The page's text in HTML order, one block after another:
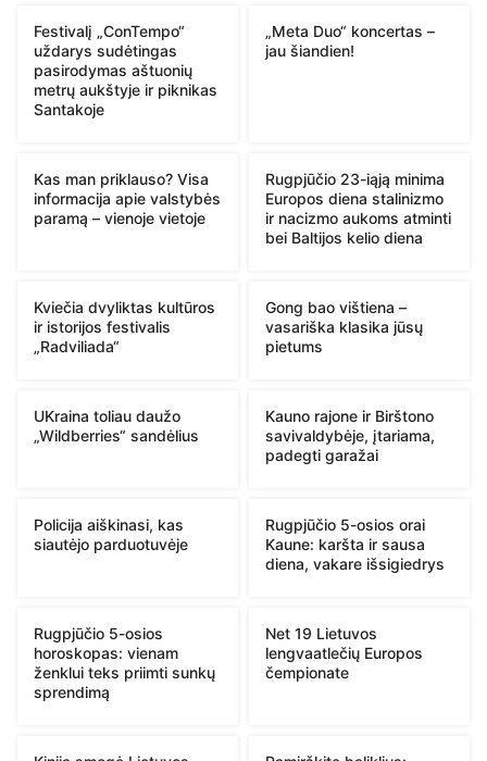
Festivalį „ConTempo“
uždarys sudėtingas
pasirodymas aštuonių
metrų aukštyje ir piknikas
Santakoje
„Meta Duo“ koncertas –
jau šiandien!
Kas man priklauso? Visa
informacija apie valstybės
paramą – vienoje vietoje
Rugpjūčio 23-iąją minima
Europos diena stalinizmo
ir nacizmo aukoms atminti
bei Baltijos kelio diena
Kviečia dvyliktas kultūros
ir istorijos festivalis
„Radviliada“
Gong bao vištiena –
vasariška klasika jūsų
pietums
UKraina toliau daužo
„Wildberries“ sandėlius
Kauno rajone ir Birštono
savivaldybėje, įtariama,
padegti garažai
Policija aiškinasi, kas
siautėjo parduotuvėje
Rugpjūčio 5-osios orai
Kaune: karšta ir sausa
diena, vakare išsigiedrys
Rugpjūčio 5-osios
horoskopas: vienam
ženklui teks priimti sunkų
sprendimą
Net 19 Lietuvos
lengvaatlečių Europos
čempionate